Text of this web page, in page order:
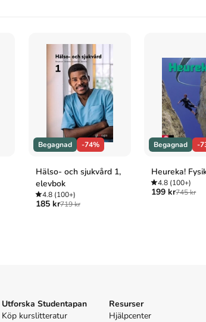
Begagnad -74%
Hälso- och sjukvård 1,
elevbok
4.8(100+)
185 kr719 kr
Begagnad -
Heureka!
4.8 (100+)
199 kr745 kr
Utforska Studentapan
Köp kurslitteratur
Resurser
Hjälpcenter